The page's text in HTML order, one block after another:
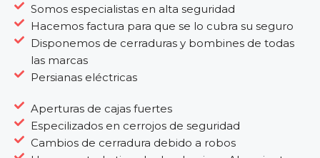
Somos especialistas en alta seguridad
Hacemos factura para que se lo cubra su seguro
Disponemos de cerraduras y bombines de todas
las marcas
Persianas eléctricas
Aperturas de cajas fuertes
Especilizados en cerrojos de seguridad
Cambios de cerradura debido a robos